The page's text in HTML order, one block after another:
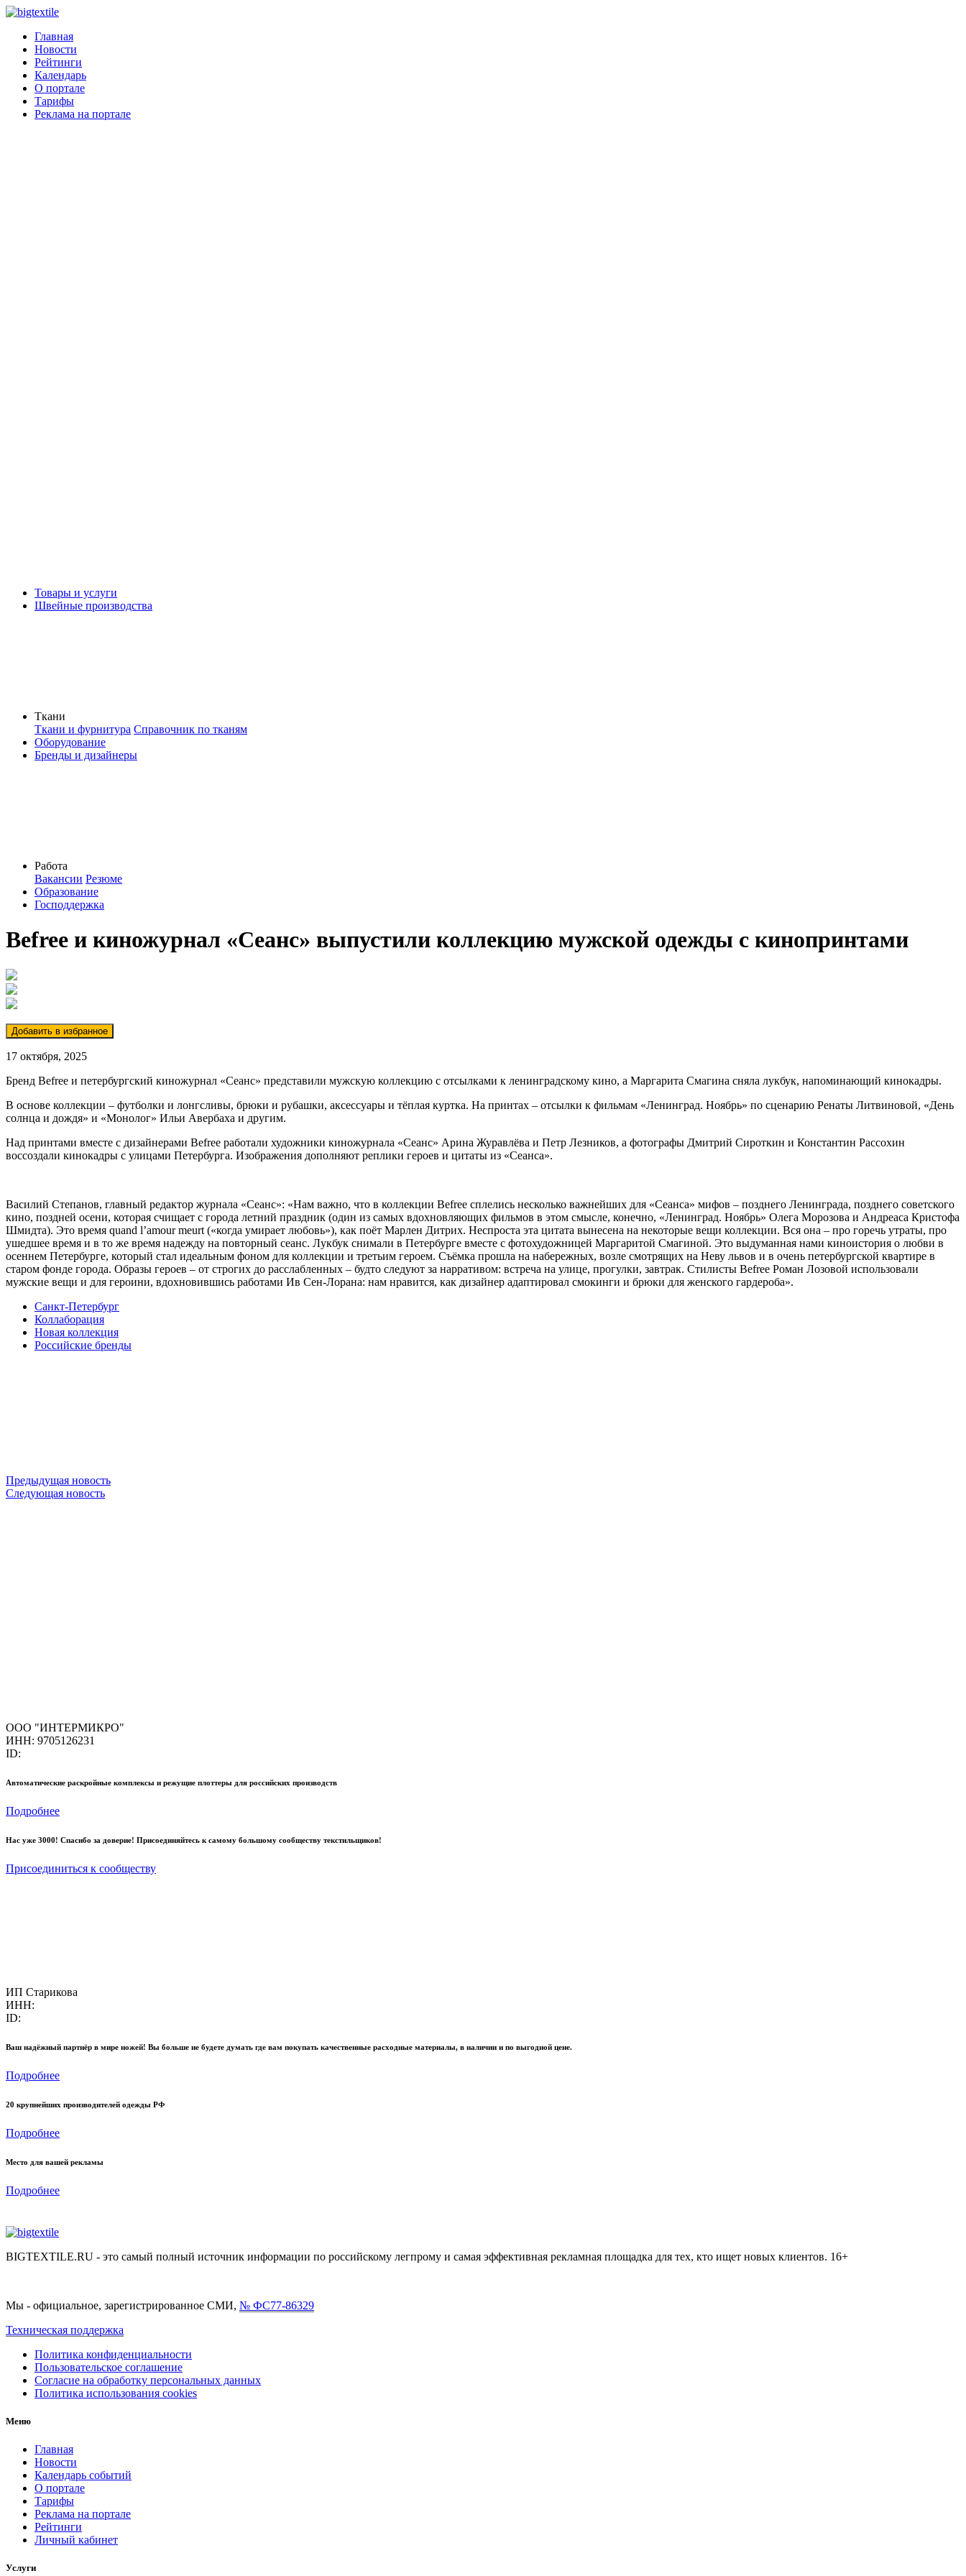
Главная
Новости
Рейтинги
Календарь
О портале
Тарифы
Реклама на портале
Товары и услуги
Швейные производства
Ткани
Ткани и фурнитура Справочник по тканям
Оборудование
Бренды и дизайнеры
Работа
Вакансии Резюме
Образование
Господдержка
Befree и киножурнал «Сеанс» выпустили коллекцию мужской одежды с кинопринтами
17 октября, 2025
Бренд Befree и петербургский киножурнал «Сеанс» представили мужскую коллекцию с отсылками к ленинградскому кино, а Маргарита Смагина сняла лукбук, напоминающий кинокадры.
В основе коллекции – футболки и лонгсливы, брюки и рубашки, аксессуары и тёплая куртка. На принтах – отсылки к фильмам «Ленинград. Ноябрь» по сценарию Ренаты Литвиновой, «День
солнца и дождя» и «Монолог» Ильи Авербаха и другим.
Над принтами вместе с дизайнерами Befree работали художники киножурнала «Сеанс» Арина Журавлёва и Петр Лезников, а фотографы Дмитрий Сироткин и Константин Рассохин
воссоздали кинокадры c улицами Петербурга. Изображения дополняют реплики героев и цитаты из «Сеанса».
Василий Степанов, главный редактор журнала «Сеанс»: «Нам важно, что в коллекции Befree сплелись несколько важнейших для «Сеанса» мифов – позднего Ленинграда, позднего советского
кино, поздней осени, которая счищает с города летний праздник (один из самых вдохновляющих фильмов в этом смысле, конечно, «Ленинград. Ноябрь» Олега Морозова и Андреаса Кристофа
Шмидта). Это время quand l’amour meurt («когда умирает любовь»), как поёт Марлен Дитрих. Неспроста эта цитата вынесена на некоторые вещи коллекции. Вся она – про горечь утраты, про
ушедшее время и в то же время надежду на повторный сеанс. Лукбук снимали в Петербурге вместе с фотохудожницей Маргаритой Смагиной. Это выдуманная нами киноистория о любви в
осеннем Петербурге, который стал идеальным фоном для коллекции и третьим героем. Съёмка прошла на набережных, возле смотрящих на Неву львов и в очень петербургской квартире в
старом фонде города. Образы героев – от строгих до расслабленных – будто следуют за нарративом: встреча на улице, прогулки, завтрак. Стилисты Befree Роман Лозовой использовали
мужские вещи и для героини, вдохновившись работами Ив Сен-Лорана: нам нравится, как дизайнер адаптировал смокинги и брюки для женского гардероба».
Санкт-Петербург
Коллаборация
Новая коллекция
Российские бренды
Предыдущая новость
Следующая новость
ООО "ИНТЕРМИКРО"
ИНН: 9705126231
ID:
Автоматические раскройные комплексы и режущие плоттеры для российских производств
Подробнее
Нас уже 3000! Спасибо за доверие! Присоединяйтесь к самому большому сообществу текстильщиков!
Присоединиться к сообществу
ИП Старикова
ИНН:
ID:
Ваш надёжный партнёр в мире ножей! Вы больше не будете думать где вам покупать качественные расходные материалы, в наличии и по выгодной цене.
Подробнее
20 крупнейших производителей одежды РФ
Подробнее
Место для вашей рекламы
Подробнее
BIGTEXTILE.RU - это самый полный источник информации по российскому легпрому и самая эффективная рекламная площадка для тех, кто ищет новых клиентов. 16+
Мы - официальное, зарегистрированное СМИ, № ФС77-86329
Техническая поддержка
Политика конфиденциальности
Пользовательское соглашение
Согласие на обработку персональных данных
Политика использования cookies
Меню
Главная
Новости
Календарь событий
О портале
Тарифы
Реклама на портале
Рейтинги
Личный кабинет
Услуги